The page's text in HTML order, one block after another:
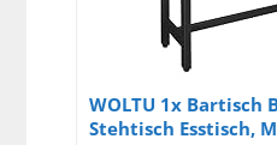
WOLTU 1x Bartisch
Stehtisch Esstisch,